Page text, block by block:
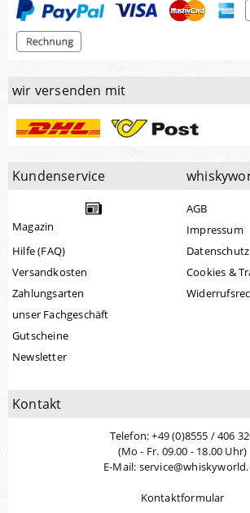
wir versenden mit
Kundenservice
Magazin
Hilfe (FAQ)
Versandkosten
Zahlungsarten
unser Fachgeschäft
Gutscheine
Newsletter
AGB
Impressum
Datenschutz
Cookies &
Kontakt
Telefon: +49 (0)8555 / 406
(Mo - Fr. 09.00 - 18.00 Uhr)
E-Mail:
Kontaktformular